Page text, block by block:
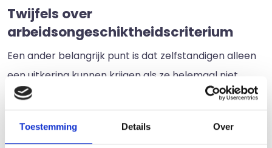
Toestemming Details Over
Twijfels over
arbeidsongeschiktheidscriterium
Een ander belangrijk punt is dat zelfstandigen alleen
een uitkering kunnen krijgen als ze helemaal niet
meer kunnen werken. Het
arbeidsongeschiktheidscriterium gaat over of iemand
een basisfunctie aankan en het minimumloon